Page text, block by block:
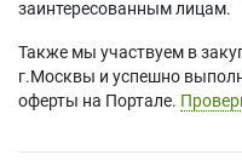
заинтересованным лицам.
Также мы участвуем в
г.Москвы и успешно
оферты на Портале.